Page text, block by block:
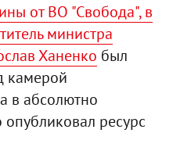
от ВО "Свобода", в
министра
Ханенко был
камерой
в абсолютно
ресурс